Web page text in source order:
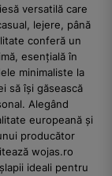
versatilă care
lejere, până
conferă un
esențială în
minimaliste la
să își găsească
Alegând
europeană și
producător
wojas.ro
ideali pentru